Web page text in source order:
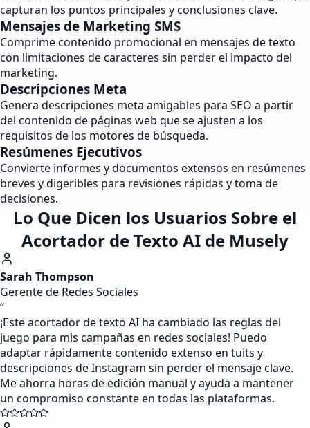
capturan los puntos principales y conclusiones clave.
Mensajes de Marketing SMS
Comprime contenido promocional en mensajes de texto
con limitaciones de caracteres sin perder el impacto del
marketing.
Descripciones Meta
Genera descripciones meta amigables para SEO a partir
del contenido de páginas web que se ajusten a los
requisitos de los motores de búsqueda.
Resúmenes Ejecutivos
Convierte informes y documentos extensos en resúmenes
breves y digeribles para revisiones rápidas y toma de
decisiones.
Lo Que Dicen los Usuarios Sobre el
Acortador de Texto AI de Musely
Sarah Thompson
Gerente de Redes Sociales
“
¡Este acortador de texto AI ha cambiado las reglas del
juego para mis campañas en redes sociales! Puedo
adaptar rápidamente contenido extenso en tuits y
descripciones de Instagram sin perder el mensaje clave.
Me ahorra horas de edición manual y ayuda a mantener
un compromiso constante en todas las plataformas.